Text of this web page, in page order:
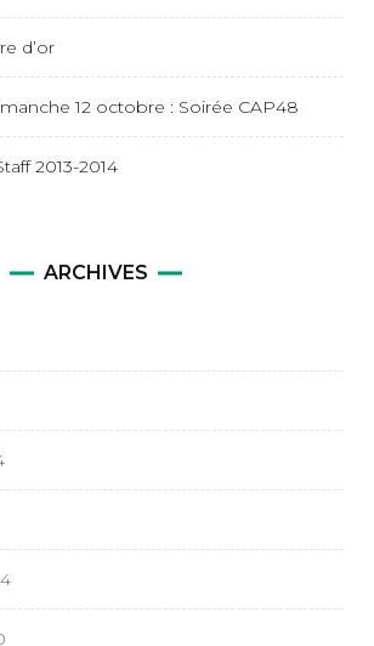
d’or
12 octobre : Soirée CAP48
2013-2014
ARCHIVES